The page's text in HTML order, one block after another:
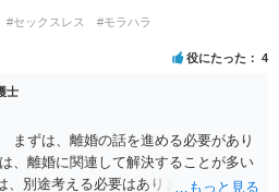
#セックスレス
#モラハラ
役にたった 4
士
まずは、離婚の話を進める必要があり
、離婚に関連して解決することが多い
、別途考える必要はあります。 離婚の